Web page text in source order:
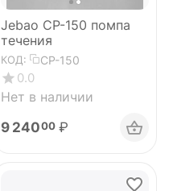
Jebao CP-150 помпа
течения
КОД: CP-150
0.0
Нет в наличии
9 24000 ₽